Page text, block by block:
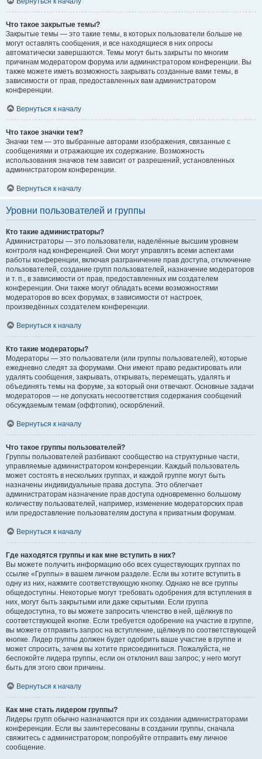
Что такое закрытые темы?
Закрытые темы — это такие темы, в которых пользователи больше не
могут оставлять сообщения, и все находящиеся в них опросы
автоматически завершаются. Темы могут быть закрыты по многим
причинам модератором форума или администратором конференции. Вы
также можете иметь возможность закрывать созданные вами темы, в
зависимости от прав, предоставленных вам администратором
конференции.
Вернуться к началу
Что такое значки тем?
Значки тем — это выбранные авторами изображения, связанные с
сообщениями и отражающие их содержание. Возможность
использования значков тем зависит от разрешений, установленных
администратором конференции.
Вернуться к началу
Уровни пользователей и группы
Кто такие администраторы?
Администраторы — это пользователи, наделённые высшим уровнем
контроля над конференцией. Они могут управлять всеми аспектами
работы конференции, включая разграничение прав доступа, отключение
пользователей, создание групп пользователей, назначение модераторов
и т. п., в зависимости от прав, предоставленных им создателем
конференции. Они также могут обладать всеми возможностями
модераторов во всех форумах, в зависимости от настроек,
произведённых создателем конференции.
Вернуться к началу
Кто такие модераторы?
Модераторы — это пользователи (или группы пользователей), которые
ежедневно следят за форумами. Они имеют право редактировать или
удалять сообщения, закрывать, открывать, перемещать, удалять и
объединять темы на форуме, за который они отвечают. Основные задачи
модераторов — не допускать несоответствия содержания сообщений
обсуждаемым темам (оффтопик), оскорблений.
Вернуться к началу
Что такое группы пользователей?
Группы пользователей разбивают сообщество на структурные части,
управляемые администратором конференции. Каждый пользователь
может состоять в нескольких группах, и каждой группе могут быть
назначены индивидуальные права доступа. Это облегчает
администраторам назначение прав доступа одновременно большому
количеству пользователей, например, изменение модераторских прав
или предоставление пользователям доступа к приватным форумам.
Вернуться к началу
Где находятся группы и как мне вступить в них?
Вы можете получить информацию обо всех существующих группах по
ссылке «Группы» в вашем личном разделе. Если вы хотите вступить в
одну из них, нажмите соответствующую кнопку. Однако не все группы
общедоступны. Некоторые могут требовать одобрения для вступления в
них, могут быть закрытыми или даже скрытыми. Если группа
общедоступна, то вы можете запросить членство в ней, щёлкнув по
соответствующей кнопке. Если требуется одобрение на участие в группе,
вы можете отправить запрос на вступление, щёлкнув по соответствующей
кнопке. Лидер группы должен будет одобрить ваше участие в группе и
может спросить, зачем вы хотите присоединиться. Пожалуйста, не
беспокойте лидера группы, если он отклонил ваш запрос; у него могут
быть для этого свои причины.
Вернуться к началу
Как мне стать лидером группы?
Лидеры групп обычно назначаются при их создании администраторами
конференции. Если вы заинтересованы в создании группы, сначала
свяжитесь с администратором; попробуйте отправить ему личное
сообщение.